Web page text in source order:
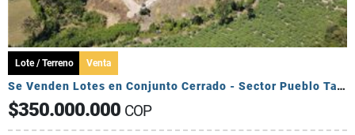
Lote / Terreno Venta
Se Venden Lotes en Conjunto Cerrado - Sector Pueblo Tapado
$350.000.000 COP